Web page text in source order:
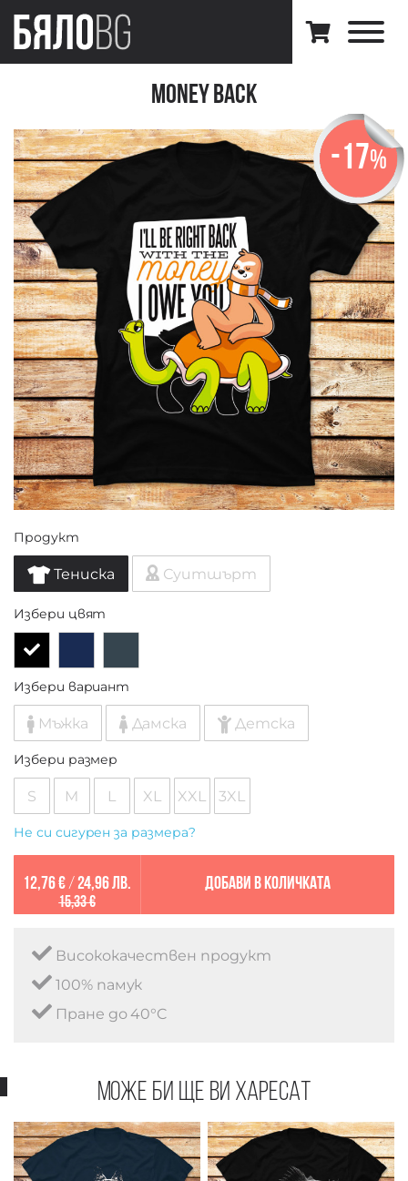
Money Back
-17%
Продукт
Тениска Суитшърт
Избери цвят
Избери вариант
Мъжка Дамска Детска
Избери размер
S M L XL XXL 3XL
Не си сигурен за размера?
12,76 €/ 24,96 лв.
15,33 €
Добави в количката
Висококачествен продукт
100% памук
Пране до 40°C
Може би ще ви харесат